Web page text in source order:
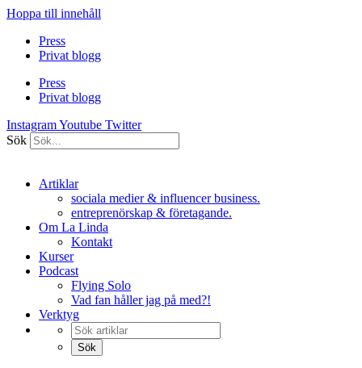
Hoppa till innehåll
Press
Privat blogg
Press
Privat blogg
InstagramYoutube Twitter
Sök
Artiklar
sociala medier & influencer business.
entreprenörskap & företagande.
Om La Linda
Kontakt
Kurser
Podcast
Flying Solo
Vad fan håller jag på med?!
Verktyg